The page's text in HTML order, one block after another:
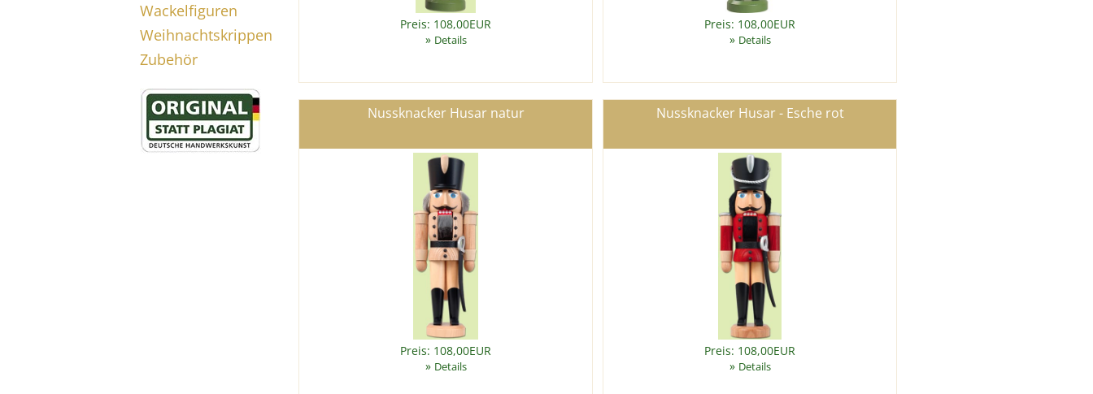
Wackelfiguren
Weihnachtskrippen
Zubehör
Preis: 108,00EUR
» Details
Preis: 108,00EUR
» Details
Nussknacker Husar natur
Preis: 108,00EUR
» Details
Nussknacker Husar - Esche rot
Preis: 108,00EUR
» Details